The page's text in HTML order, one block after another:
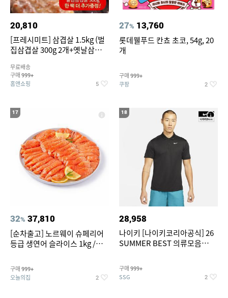
20,810
[프레시미트] 삼겹살 1.5kg (벌
집삼겹살 300g 2개+옛날삼겹살
팩 추가증정)
무료배송
구매 999+
홈앤쇼핑 5
27% 13,760
롯데웰푸드 칸쵸 초코, 54g, 20
개
구매 999+
쿠팡 2
17
32% 37,810
[순차출고] 노르웨이 슈페리어
등급 생연어 슬라이스 1kg /
구매 999+
오늘의집 2
18
28,958
나이키 [나이키코리아공식] 26
SUMMER BEST 의류모음
구매 999+
SSG 2